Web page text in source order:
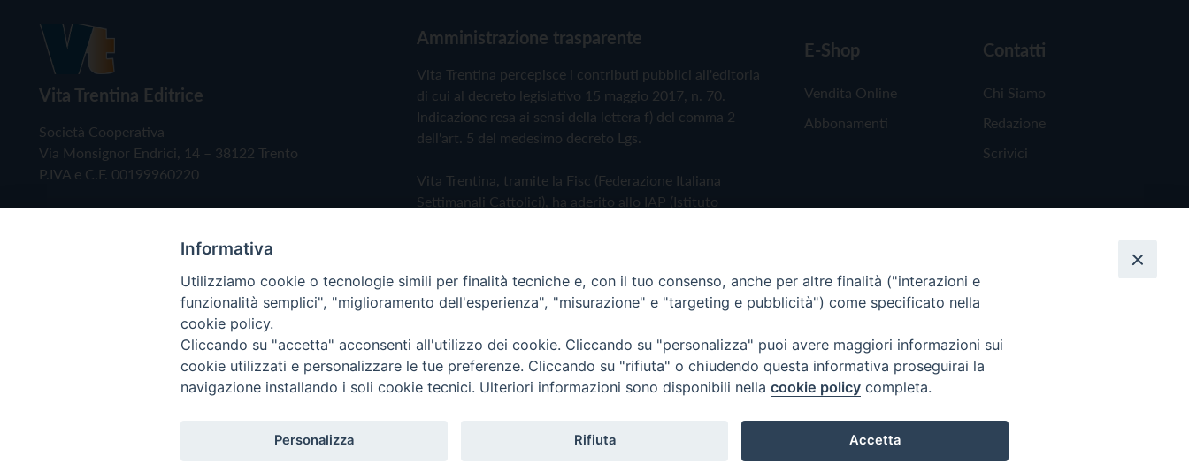
Vita Trentina Editrice
Società Cooperativa
Via Monsignor Endrici, 14 – 38122 Trento
P.IVA e C.F. 00199960220
Amministrazione trasparente
Vita Trentina percepisce i contributi pubblici all'editoria
di cui al decreto legislativo 15 maggio 2017, n. 70.
Indicazione resa ai sensi della lettera f) del comma 2
dell'art. 5 del medesimo decreto Lgs.
Vita Trentina, tramite la Fisc (Federazione Italiana
Settimanali Cattolici), ha aderito allo IAP (Istituto
Privacy Policy Cookie Policy
E-Shop
Vendita Online
Abbonamenti
Contatti
Chi Siamo
Redazione
Scrivici
Copyright © 2019 - Tutti i diritti riservati - Vita Trentina Editrice
Informativa
Utilizziamo cookie o tecnologie simili per finalità tecniche e, con il tuo consenso, anche per altre finalità ("interazioni e
funzionalità semplici", "miglioramento dell'esperienza", "misurazione" e "targeting e pubblicità") come specificato nella
cookie policy.
Cliccando su "accetta" acconsenti all'utilizzo dei cookie. Cliccando su "personalizza" puoi avere maggiori informazioni sui
cookie utilizzati e personalizzare le tue preferenze. Cliccando su "rifiuta" o chiudendo questa informativa proseguirai la
navigazione installando i soli cookie tecnici. Ulteriori informazioni sono disponibili nella cookie policy completa.
Personalizza Rifiuta Accetta